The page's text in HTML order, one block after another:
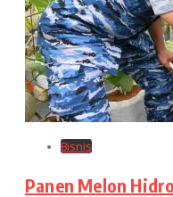
Bisnis
Panen Melon